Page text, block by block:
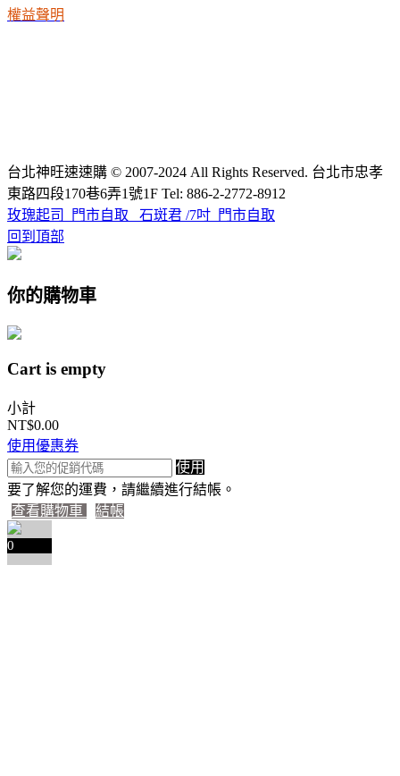
權益聲明
台北神旺速速購 © 2007-2024 All Rights Reserved. 台北市忠孝
東路四段170巷6弄1號1F Tel: 886-2-2772-8912
玫瑰起司_門市自取
石斑君 /7吋_門市自取
回到頂部
你的購物車
Cart is empty
小計
NT$0.00
使用優惠券
使用
要了解您的運費，請繼續進行結帳。
查看購物車
結帳
0